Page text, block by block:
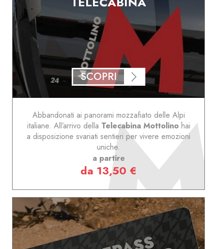
SCOPRI
Abbandonati ai panorami mozzafiato delle Alpi
italiane. All’arrivo della Telecabina Mottolinohai
a disposizione svariati sentieri per vivere emozioni
uniche.
a partire
da 13,50 €